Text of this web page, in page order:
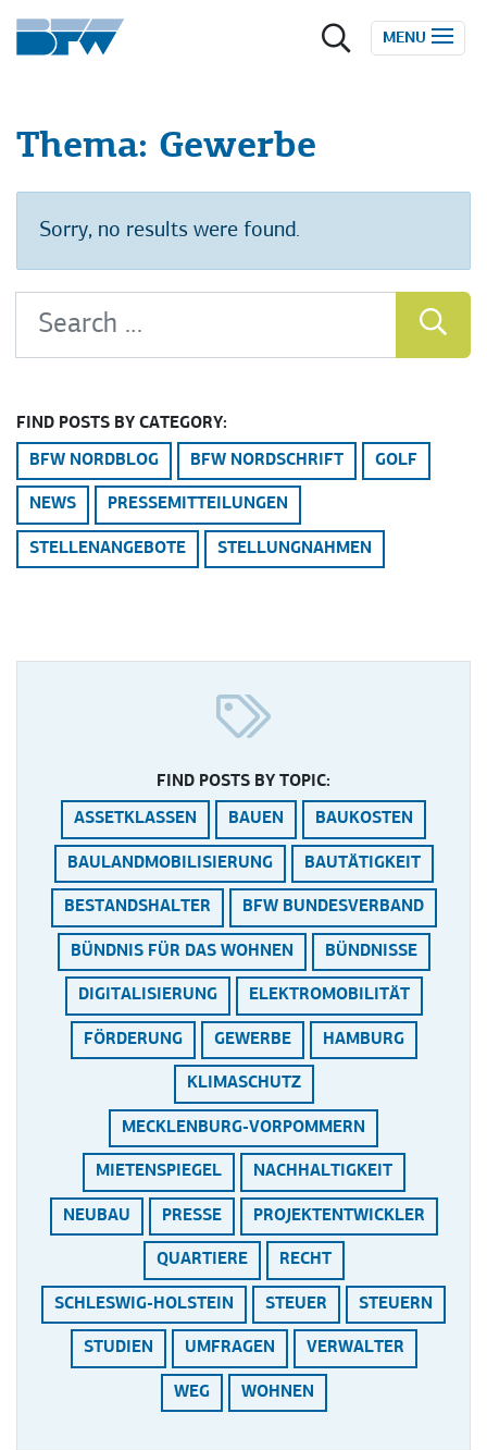
Zum Inhalt springen
MENU
Thema: Gewerbe
Sorry, no results were found.
Search for:
FIND POSTS BY CATEGORY:
BFW NORDBLOG BFW NORDSCHRIFT GOLF
NEWS PRESSEMITTEILUNGEN
STELLENANGEBOTE STELLUNGNAHMEN
FIND POSTS BY TOPIC:
ASSETKLASSEN BAUEN BAUKOSTEN
BAULANDMOBILISIERUNG BAUTÄTIGKEIT
BESTANDSHALTER BFW BUNDESVERBAND
BÜNDNIS FÜR DAS WOHNEN BÜNDNISSE
DIGITALISIERUNG ELEKTROMOBILITÄT
FÖRDERUNG GEWERBE HAMBURG
KLIMASCHUTZ
MECKLENBURG-VORPOMMERN
MIETENSPIEGEL NACHHALTIGKEIT
NEUBAU PRESSE PROJEKTENTWICKLER
QUARTIERE RECHT
SCHLESWIG-HOLSTEIN STEUER STEUERN
STUDIEN UMFRAGEN VERWALTER
WEG WOHNEN